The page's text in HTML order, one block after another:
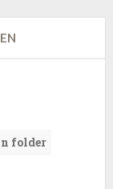
folder